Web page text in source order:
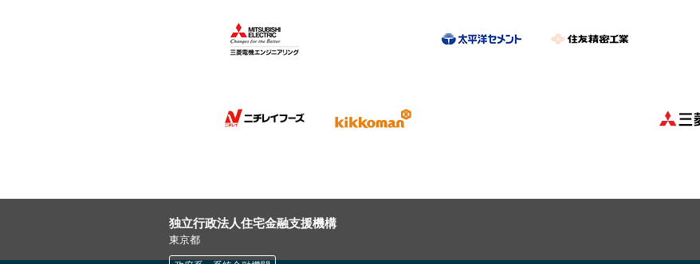
すべての人のために
独立行政法人住宅金融支援機構
東京都